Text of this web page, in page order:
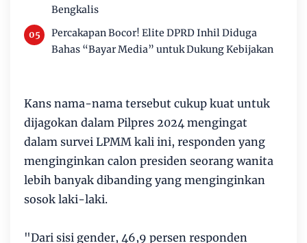
Bengkalis
Percakapan Bocor! Elite DPRD Inhil Diduga
Bahas “Bayar Media” untuk Dukung Kebijakan
Kans nama-nama tersebut cukup kuat untuk
dijagokan dalam Pilpres 2024 mengingat
dalam survei LPMM kali ini, responden yang
menginginkan calon presiden seorang wanita
lebih banyak dibanding yang menginginkan
sosok laki-laki.
"Dari sisi gender, 46,9 persen responden